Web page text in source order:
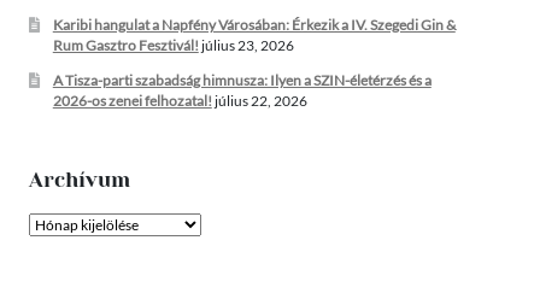
Karibi hangulat a Napfény Városában: Érkezik a IV. Szegedi Gin &
Rum Gasztro Fesztivál! július 23, 2026
A Tisza-parti szabadság himnusza: Ilyen a SZIN-életérzés és a
2026-os zenei felhozatal! július 22, 2026
Archívum
Archívum